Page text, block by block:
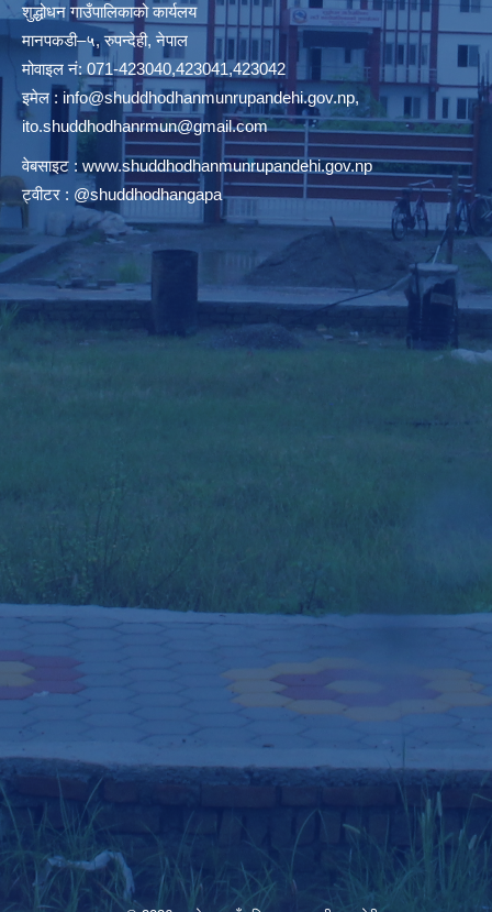
शुद्धोधन गाउँपालिकाको कार्यलय
मानपकडी–५, रुपन्देही, नेपाल
मोवाइल नं: 071-423040,423041,423042
इमेल : info@shuddhodhanmunrupandehi.gov.np,
ito.shuddhodhanrmun@gmail.com
वेबसाइट : www.shuddhodhanmunrupandehi.gov.np
ट्वीटर : @shuddhodhangapa